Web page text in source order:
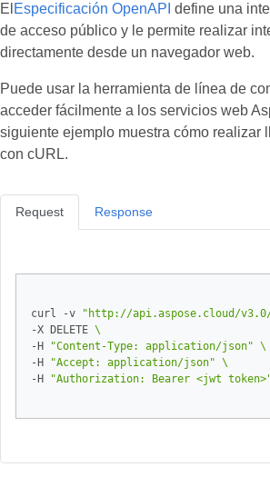
El Especificación OpenAPI define una
de acceso público y le permite realizar
directamente desde un navegador web.
Puede usar la herramienta de línea de
acceder fácilmente a los servicios web
siguiente ejemplo muestra cómo realizar
con cURL.
Request
curl -v
"http://api.aspose.cloud/
-X DELETE
-H
"Content-Type: application/json"
-H
"Accept: application/json"
-H
"Authorization: Bearer <jwt
Response